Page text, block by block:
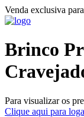
Venda exclusiva
Brinco
Para visualizar os
Clique aqui para